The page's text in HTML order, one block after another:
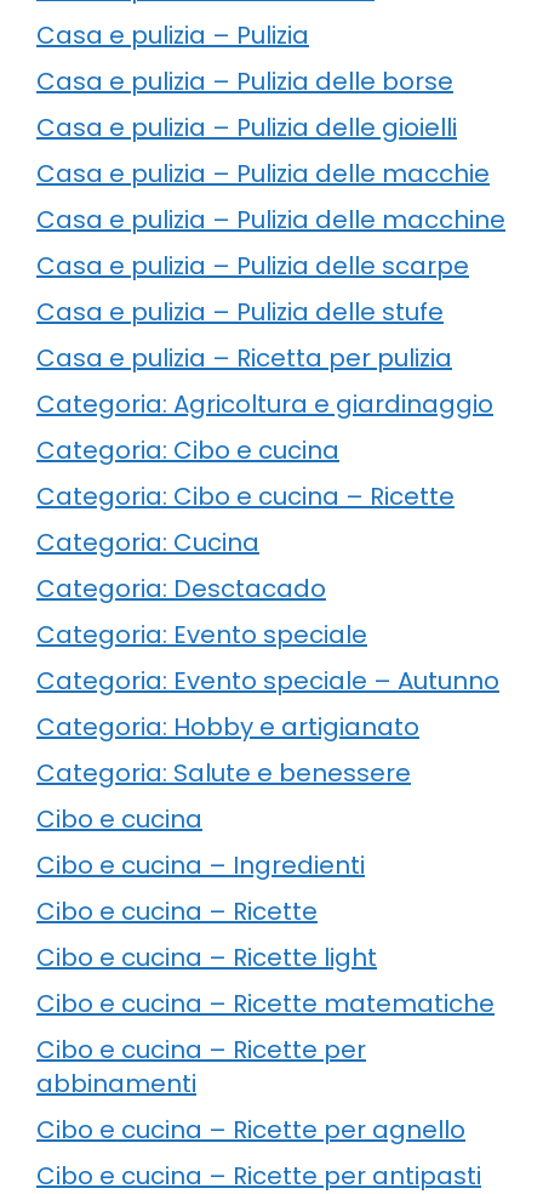
Casa e pulizia – Pulizia
Casa e pulizia – Pulizia delle borse
Casa e pulizia – Pulizia delle gioielli
Casa e pulizia – Pulizia delle macchie
Casa e pulizia – Pulizia delle macchine
Casa e pulizia – Pulizia delle scarpe
Casa e pulizia – Pulizia delle stufe
Casa e pulizia – Ricetta per pulizia
Categoria: Agricoltura e giardinaggio
Categoria: Cibo e cucina
Categoria: Cibo e cucina – Ricette
Categoria: Cucina
Categoria: Desctacado
Categoria: Evento speciale
Categoria: Evento speciale – Autunno
Categoria: Hobby e artigianato
Categoria: Salute e benessere
Cibo e cucina
Cibo e cucina – Ingredienti
Cibo e cucina – Ricette
Cibo e cucina – Ricette light
Cibo e cucina – Ricette matematiche
Cibo e cucina – Ricette per
abbinamenti
Cibo e cucina – Ricette per agnello
Cibo e cucina – Ricette per antipasti